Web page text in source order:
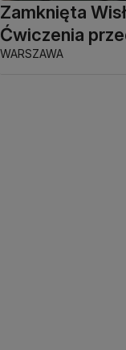
Zamknięta
Ćwiczenia
WARSZAWA